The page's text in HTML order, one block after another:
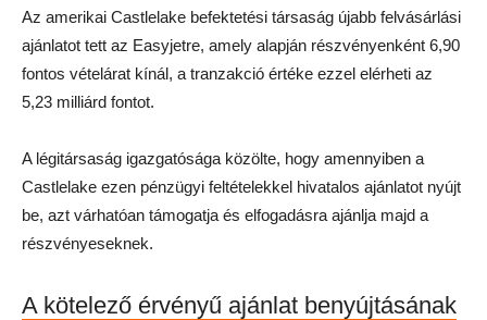
Az amerikai Castlelake befektetési társaság újabb felvásárlási
ajánlatot tett az Easyjetre, amely alapján részvényenként 6,90
fontos vételárat kínál, a tranzakció értéke ezzel elérheti az
5,23 milliárd fontot.
A légitársaság igazgatósága közölte, hogy amennyiben a
Castlelake ezen pénzügyi feltételekkel hivatalos ajánlatot nyújt
be, azt várhatóan támogatja és elfogadásra ajánlja majd a
részvényeseknek.
A kötelező érvényű ajánlat benyújtásának